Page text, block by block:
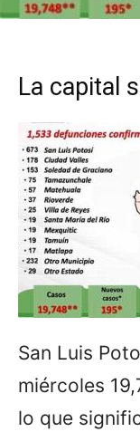
La capital
San Luis
miércoles
lo que